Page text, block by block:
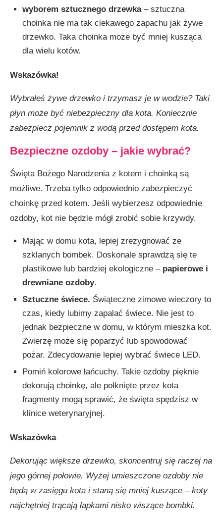
wyborem sztucznego drzewka– sztuczna
choinka nie ma tak ciekawego zapachu jak żywe
drzewko. Taka choinka może być mniej kusząca
dla wielu kotów.
Wskazówka!
Wybrałeś żywe drzewko i trzymasz je w wodzie? Taki
płyn może być niebezpieczny dla kota. Koniecznie
zabezpiecz pojemnik z wodą przed dostępem kota.
Bezpieczne ozdoby – jakie wybrać?
Święta Bożego Narodzenia z kotem i choinką są
możliwe. Trzeba tylko odpowiednio zabezpieczyć
choinkę przed kotem. Jeśli wybierzesz odpowiednie
ozdoby, kot nie będzie mógł zrobić sobie krzywdy.
Mając w domu kota, lepiej zrezygnować ze
szklanych bombek. Doskonale sprawdzą się te
plastikowe lub bardziej ekologiczne – papierowe i
drewniane ozdoby.
Sztuczne świece. Świąteczne zimowe wieczory to
czas, kiedy lubimy zapalać świece. Nie jest to
jednak bezpieczne w domu, w którym mieszka kot.
Zwierzę może się poparzyć lub spowodować
pożar. Zdecydowanie lepiej wybrać świece LED.
Pomiń kolorowe łańcuchy. Takie ozdoby pięknie
dekorują choinkę, ale połknięte przez kota
fragmenty mogą sprawić, że święta spędzisz w
klinice weterynaryjnej.
Wskazówka
Dekorując większe drzewko, skoncentruj się raczej na
jego górnej połowie. Wyżej umieszczone ozdoby nie
będą w zasięgu kota i staną się mniej kuszące – koty
najchętniej trącają łapkami nisko wiszące bombki.